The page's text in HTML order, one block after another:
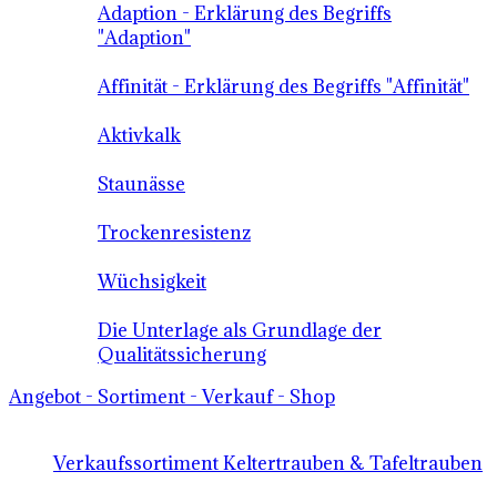
Adaption - Erklärung des Begriffs
"Adaption"
Affinität - Erklärung des Begriffs "Affinität"
Aktivkalk
Staunässe
Trockenresistenz
Wüchsigkeit
Die Unterlage als Grundlage der
Qualitätssicherung
Angebot - Sortiment - Verkauf - Shop
Verkaufssortiment Keltertrauben & Tafeltrauben